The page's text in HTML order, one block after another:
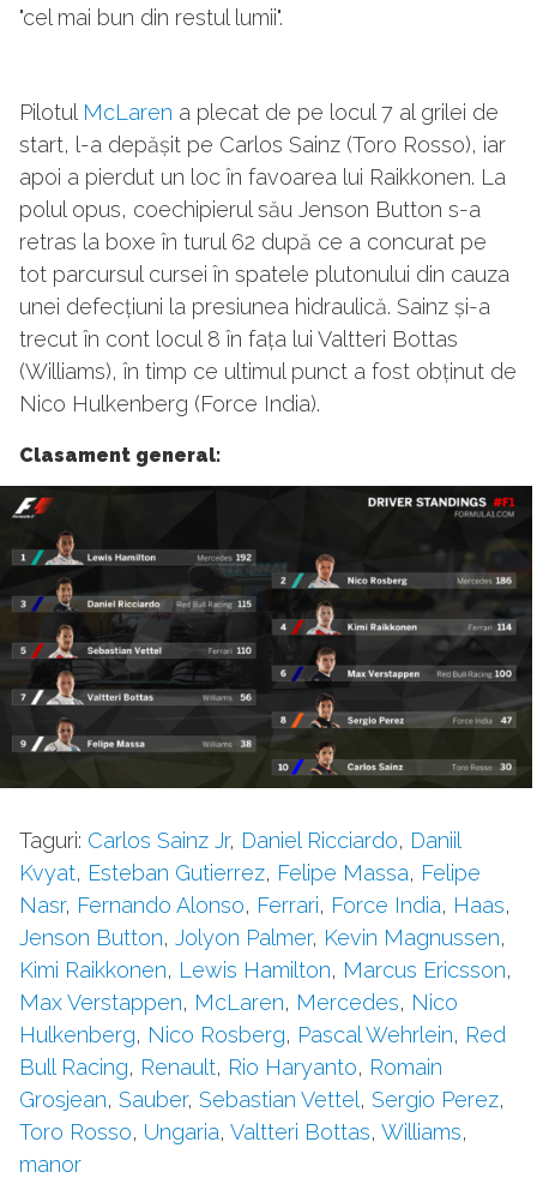
"cel mai bun din restul lumii".
Pilotul McLaren a plecat de pe locul 7 al grilei de
start, l-a depășit pe Carlos Sainz (Toro Rosso), iar
apoi a pierdut un loc în favoarea lui Raikkonen. La
polul opus, coechipierul său Jenson Button s-a
retras la boxe în turul 62 după ce a concurat pe
tot parcursul cursei în spatele plutonului din cauza
unei defecțiuni la presiunea hidraulică. Sainz și-a
trecut în cont locul 8 în fața lui Valtteri Bottas
(Williams), în timp ce ultimul punct a fost obținut de
Nico Hulkenberg (Force India).
Clasament general:
Taguri: Carlos Sainz Jr, Daniel Ricciardo, Daniil
Kvyat, Esteban Gutierrez, Felipe Massa, Felipe
Nasr, Fernando Alonso, Ferrari, Force India, Haas,
Jenson Button, Jolyon Palmer, Kevin Magnussen,
Kimi Raikkonen, Lewis Hamilton, Marcus Ericsson,
Max Verstappen, McLaren, Mercedes, Nico
Hulkenberg, Nico Rosberg, Pascal Wehrlein, Red
Bull Racing, Renault, Rio Haryanto, Romain
Grosjean, Sauber, Sebastian Vettel, Sergio Perez,
Toro Rosso, Ungaria, Valtteri Bottas, Williams,
manor